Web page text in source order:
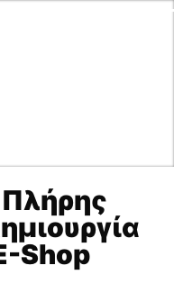
Shop